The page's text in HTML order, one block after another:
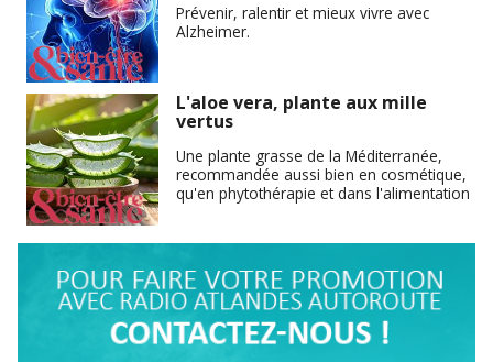
Prévenir, ralentir et mieux vivre avec
Alzheimer.
L'aloe vera, plante aux mille
vertus
Une plante grasse de la Méditerranée,
recommandée aussi bien en cosmétique,
qu'en phytothérapie et dans l'alimentation